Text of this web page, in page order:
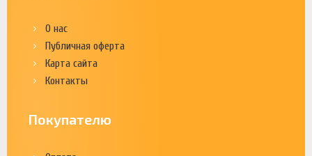
О нас
Публичная оферта
Карта сайта
Контакты
Покупателю